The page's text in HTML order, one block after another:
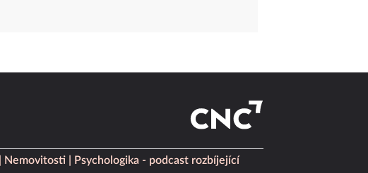
Nemovitosti Psychologika - podcast rozbíjející